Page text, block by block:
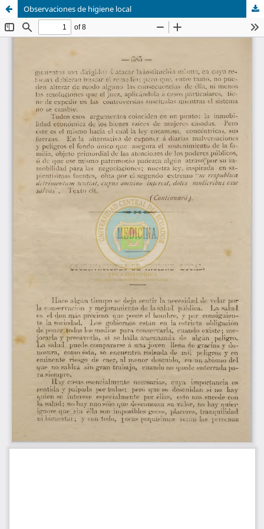
Observaciones de higiene local